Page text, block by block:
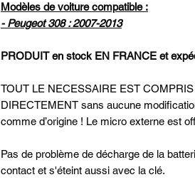
Modèles de voiture compatible :
- Peugeot 308 : 2007-2013
PRODUIT en stock EN FRANCE et
TOUT LE NECESSAIRE EST
DIRECTEMENT sans aucune
comme d’origine ! Le micro externe est
Pas de problème de décharge de la
contact et s'éteint aussi avec la clé.